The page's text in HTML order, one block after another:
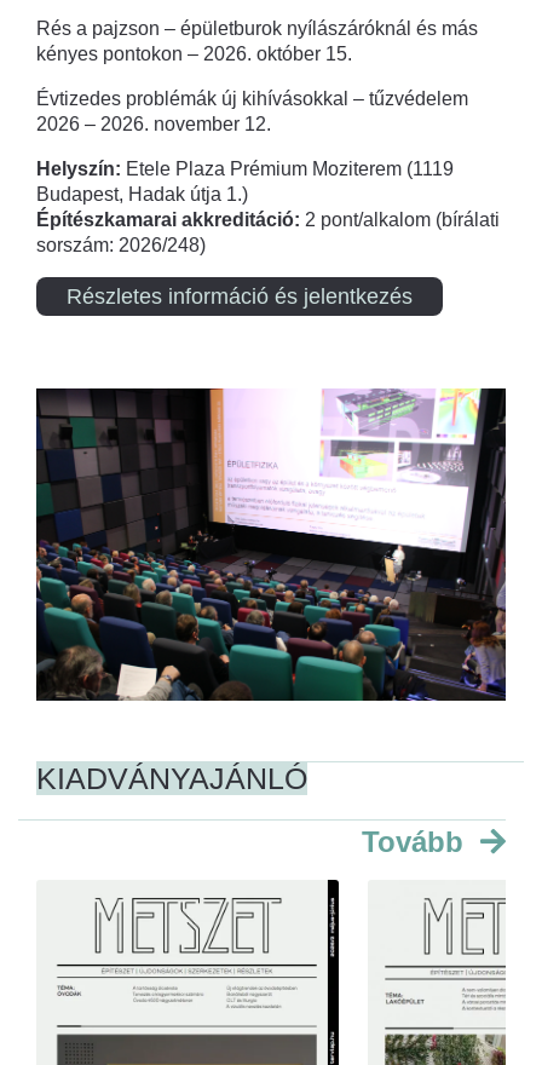
Rés a pajzson – épületburok nyílászáróknál és más
kényes pontokon – 2026. október 15.
Évtizedes problémák új kihívásokkal – tűzvédelem
2026 – 2026. november 12.
Helyszín: Etele Plaza Prémium Moziterem (1119
Budapest, Hadak útja 1.)
Építészkamarai akkreditáció: 2 pont/alkalom (bírálati
sorszám: 2026/248)
Részletes információ és jelentkezés
KIADVÁNYAJÁNLÓ
Tovább